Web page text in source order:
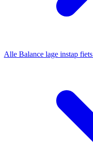
Alle Balance lage instap fiets